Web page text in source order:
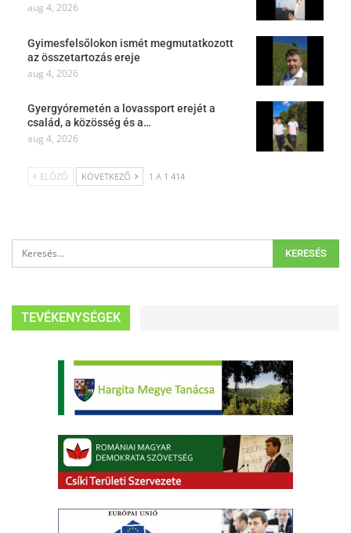
aug 4, 2026
Gyimesfelsőlokon ismét megmutatkozott
az összetartozás ereje
aug 4, 2026
Gyergyóremetén a lovassport erejét a
család, a közösség és a…
aug 4, 2026
ELŐZŐ KÖVETKEZŐ 1 A 1 414
TEVÉKENYSÉGEK